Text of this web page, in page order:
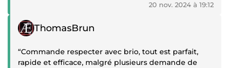
20 nov. 2024 à 19:12
Témoignage positif
ThomasBrun
“Commande respecter avec brio, tout est parfait,
rapide et efficace, malgré plusieurs demande de